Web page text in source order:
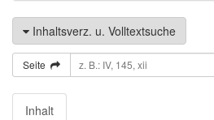
Inhaltsverz. u. Volltextsuche
Seite
Inhalt